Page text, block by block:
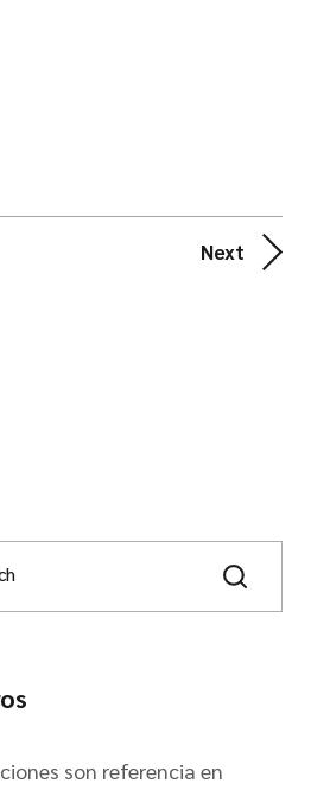
Next
son referencia en